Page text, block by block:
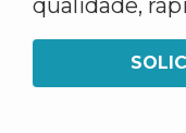
qualidade,